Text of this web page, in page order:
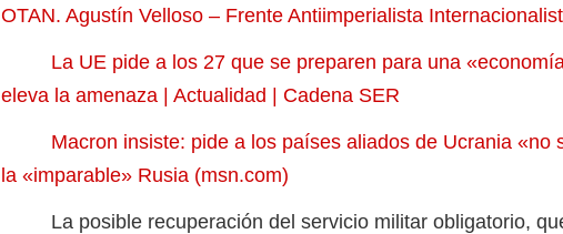
OTAN. Agustín Velloso – Frente Antiimperialista
La UE pide a los 27 que se preparen para una
eleva la amenaza | Actualidad | Cadena SER
Macron insiste: pide a los países aliados de Ucrania «no
la «imparable» Rusia (msn.com)
La posible recuperación del servicio militar obligatorio,